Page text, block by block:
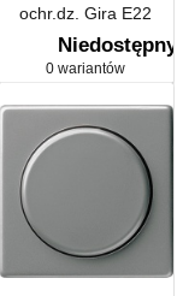
ochr.dz. Gira E22
naturalny stalowy
Niedostępny
0 wariantów